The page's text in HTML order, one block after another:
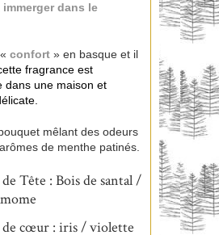
dans le
confort » en basque et il
fragrance est
dans une maison et
bouquet mêlant des odeurs
de menthe patinés.
Tête : Bois de santal /
cœur : iris / violette